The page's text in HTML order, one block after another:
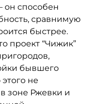
он способен
сравнимую
быстрее.
проект “Чижик”
бывшего
не
зоне Ржевки и